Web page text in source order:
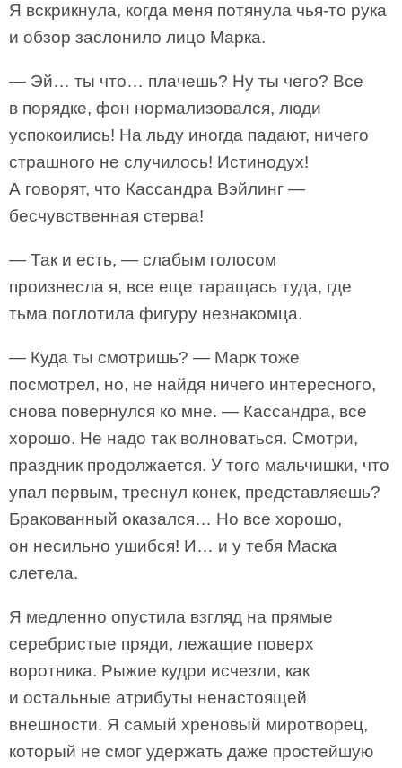
Я вскрикнула, когда меня потянула чья-то рука
и обзор заслонило лицо Марка.
— Эй… ты что… плачешь? Ну ты чего? Все
в порядке, фон нормализовался, люди
успокоились! На льду иногда падают, ничего
страшного не случилось! Истинодух!
А говорят, что Кассандра Вэйлинг —
бесчувственная стерва!
— Так и есть, — слабым голосом
произнесла я, все еще таращась туда, где
тьма поглотила фигуру незнакомца.
— Куда ты смотришь? — Марк тоже
посмотрел, но, не найдя ничего интересного,
снова повернулся ко мне. — Кассандра, все
хорошо. Не надо так волноваться. Смотри,
праздник продолжается. У того мальчишки, что
упал первым, треснул конек, представляешь?
Бракованный оказался… Но все хорошо,
он несильно ушибся! И… и у тебя Маска
слетела.
Я медленно опустила взгляд на прямые
серебристые пряди, лежащие поверх
воротника. Рыжие кудри исчезли, как
и остальные атрибуты ненастоящей
внешности. Я самый хреновый миротворец,
который не смог удержать даже простейшую